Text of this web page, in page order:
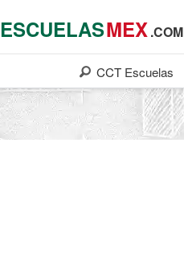
ESCUELASMEX.COM
CCT Escuelas